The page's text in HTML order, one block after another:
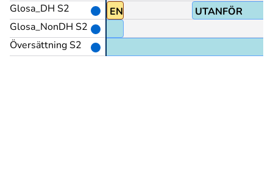
Glosa_DH S2
Glosa_NonDH S2
Översättning S2
PRO1 EN-ENDA UTANFÖR